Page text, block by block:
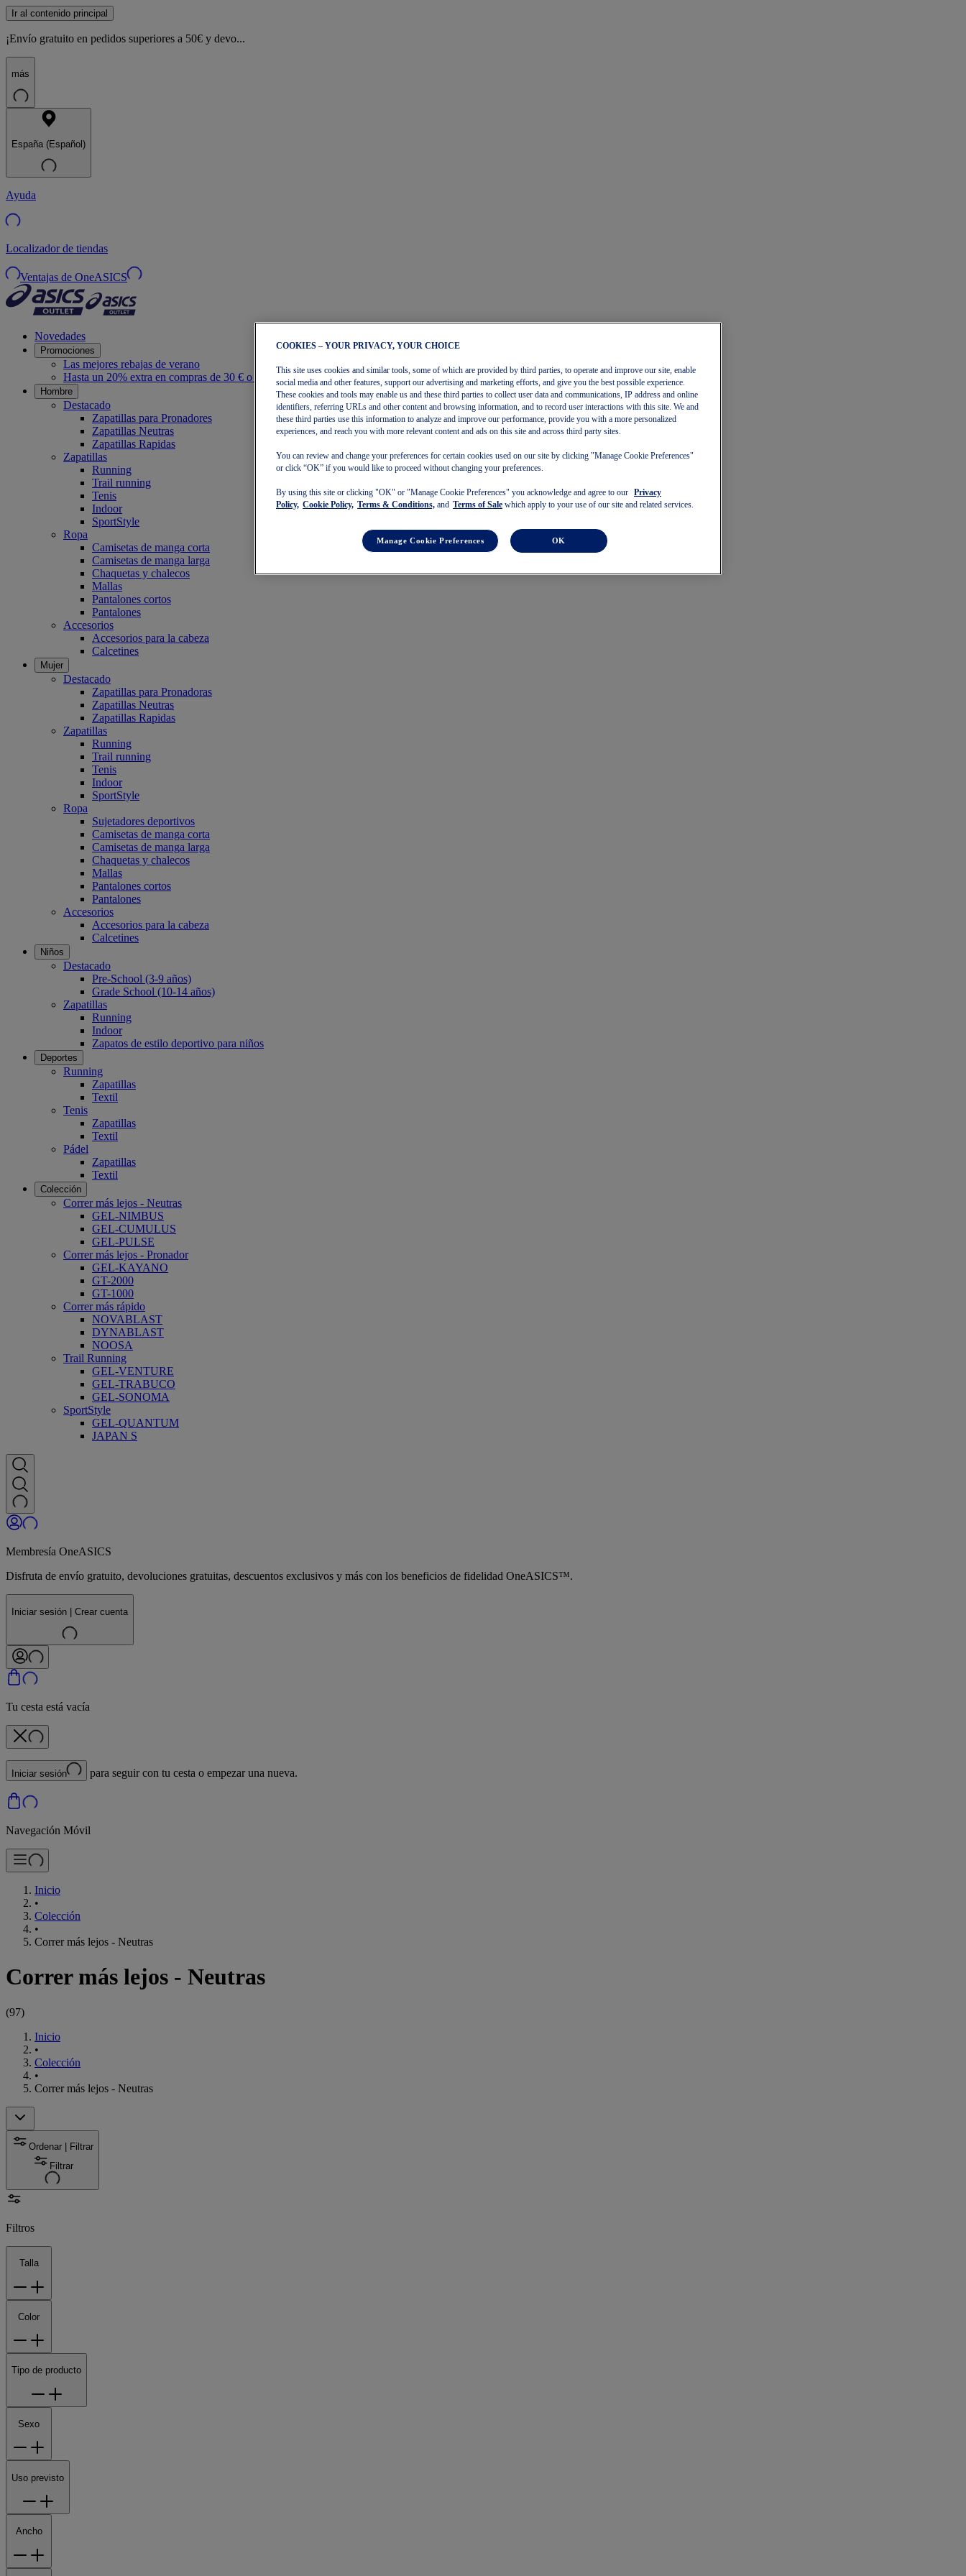
Ir al contenido principal
¡Envío gratuito en pedidos superiores a 50€ y devo...
más
España (Español)
Ayuda
Localizador de tiendas
Ventajas de OneASICS
Novedades
Promociones
Las mejores rebajas de verano
Hasta un 20% extra en compras de 30 € o más
Hombre
Destacado
Zapatillas para Pronadores
Zapatillas Neutras
Zapatillas Rapidas
Zapatillas
Running
Trail running
Tenis
Indoor
SportStyle
Ropa
Camisetas de manga corta
Camisetas de manga larga
Chaquetas y chalecos
Mallas
Pantalones cortos
Pantalones
Accesorios
Accesorios para la cabeza
Calcetines
Mujer
Destacado
Zapatillas para Pronadoras
Zapatillas Neutras
Zapatillas Rapidas
Zapatillas
Running
Trail running
Tenis
Indoor
SportStyle
Ropa
Sujetadores deportivos
Camisetas de manga corta
Camisetas de manga larga
Chaquetas y chalecos
Mallas
Pantalones cortos
Pantalones
Accesorios
Accesorios para la cabeza
Calcetines
Niños
Destacado
Pre-School (3-9 años)
Grade School (10-14 años)
Zapatillas
Running
Indoor
Zapatos de estilo deportivo para niños
Deportes
Running
Zapatillas
Textil
Tenis
Zapatillas
Textil
Pádel
Zapatillas
Textil
Colección
Correr más lejos - Neutras
GEL-NIMBUS
GEL-CUMULUS
GEL-PULSE
Correr más lejos - Pronador
GEL-KAYANO
GT-2000
GT-1000
Correr más rápido
NOVABLAST
DYNABLAST
NOOSA
Trail Running
GEL-VENTURE
GEL-TRABUCO
GEL-SONOMA
SportStyle
GEL-QUANTUM
JAPAN S
Membresía OneASICS
Disfruta de envío gratuito, devoluciones gratuitas, descuentos exclusivos y más con los beneficios de fidelidad OneASICS™.
Iniciar sesión | Crear cuenta
Tu cesta está vacía
Iniciar sesión para seguir con tu cesta o empezar una nueva.
Navegación Móvil
Inicio
•
Colección
•
Correr más lejos - Neutras
Correr más lejos - Neutras
(97)
Inicio
•
Colección
•
Correr más lejos - Neutras
Ordenar | Filtrar
Filtrar
Filtros
Talla
Color
Tipo de producto
Sexo
Uso previsto
Ancho
COOKIES – YOUR PRIVACY, YOUR CHOICE
This site uses cookies and similar tools, some of which are provided by third parties, to operate and improve our site, enable
social media and other features, support our advertising and marketing efforts, and give you the best possible experience.
These cookies and tools may enable us and these third parties to collect user data and communications, IP address and online
identifiers, referring URLs and other content and browsing information, and to record user interactions with this site. We and
these third parties use this information to analyze and improve our performance, provide you with a more personalized
experiences, and reach you with more relevant content and ads on this site and across third party sites.
You can review and change your preferences for certain cookies used on our site by clicking "Manage Cookie Preferences"
or click “OK” if you would like to proceed without changing your preferences.
By using this site or clicking "OK" or "Manage Cookie Preferences" you acknowledge and agree to our
Privacy
Policy, Cookie Policy, Terms & Conditions, and Terms of Sale which apply to your use of our site and related services.
Manage Cookie Preferences OK